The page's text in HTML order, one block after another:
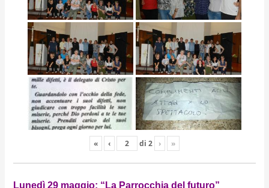
« ‹ di 2 › »
Lunedì 29 maggio: “La Parrocchia del futuro”